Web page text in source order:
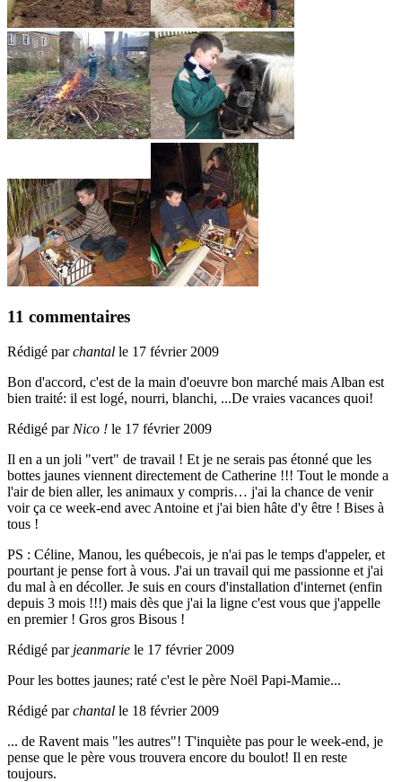
11 commentaires
Rédigé parchantal le 17 février 2009
Bon d'accord, c'est de la main d'oeuvre bon marché mais Alban est
bien traité: il est logé, nourri, blanchi, ...De vraies vacances quoi!
Rédigé par Nico ! le 17 février 2009
Il en a un joli "vert" de travail ! Et je ne serais pas étonné que les
bottes jaunes viennent directement de Catherine !!! Tout le monde a
l'air de bien aller, les animaux y compris… j'ai la chance de venir
voir ça ce week-end avec Antoine et j'ai bien hâte d'y être ! Bises à
tous !
PS : Céline, Manou, les québecois, je n'ai pas le temps d'appeler, et
pourtant je pense fort à vous. J'ai un travail qui me passionne et j'ai
du mal à en décoller. Je suis en cours d'installation d'internet (enfin
depuis 3 mois !!!) mais dès que j'ai la ligne c'est vous que j'appelle
en premier ! Gros gros Bisous !
Rédigé par jeanmarie le 17 février 2009
Pour les bottes jaunes; raté c'est le père Noël Papi-Mamie...
Rédigé parchantal le 18 février 2009
... de Ravent mais "les autres"! T'inquiète pas pour le week-end, je
pense que le père vous trouvera encore du boulot! Il en reste
toujours.